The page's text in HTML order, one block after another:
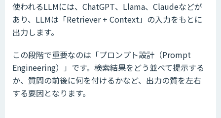
使われるLLMには、ChatGPT、Llama、Claudeなどが
あり、LLMは「Retriever + Context」の入力をもとに
出力します。
この段階で重要なのは「プロンプト設計（Prompt
Engineering）」です。検索結果をどう並べて提示する
か、質問の前後に何を付けるかなど、出力の質を左右
する要因となります。